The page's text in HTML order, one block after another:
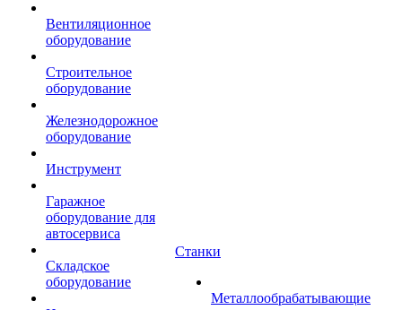
Вентиляционное
оборудование
Строительное
оборудование
Железнодорожное
оборудование
Инструмент
Гаражное
оборудование для
автосервиса
Складское
оборудование
Станки
Металлообрабатывающие